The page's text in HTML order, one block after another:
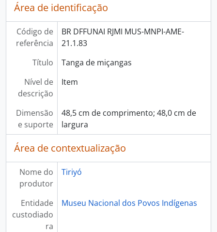
Área de identificação
Código de
referência
BR DFFUNAI RJMI MUS-MNPI-AME-
21.1.83
Título
Tanga de miçangas
Nível de
descrição
Item
Dimensão
e suporte
48,5 cm de comprimento; 48,0 cm de
largura
Área de contextualização
Nome do
produtor
Tiriyó
Entidade
custodiado
ra
Museu Nacional dos Povos Indígenas